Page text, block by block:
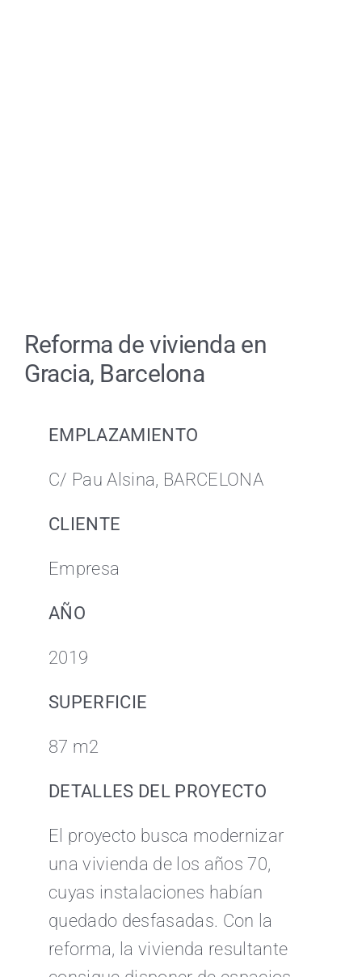
Reforma de vivienda en
Gracia, Barcelona
EMPLAZAMIENTO
C/ Pau Alsina, BARCELONA
CLIENTE
Empresa
AÑO
2019
SUPERFICIE
87 m2
DETALLES DEL PROYECTO
El proyecto busca modernizar
una vivienda de los años 70,
cuyas instalaciones habían
quedado desfasadas. Con la
reforma, la vivienda resultante